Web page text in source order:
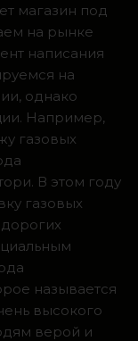
магазин под
на рынке
написания
на
однако
Например,
газовых
В этом году
газовых
называется
высокого
верой и